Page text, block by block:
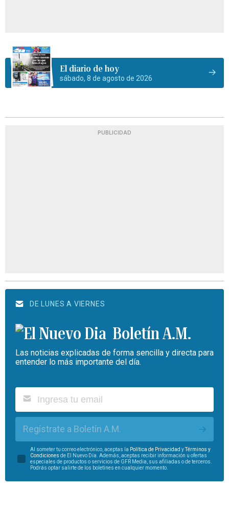
El diario de hoy
sábado, 8 de agosto de 2026
PUBLICIDAD
DE LUNES A VIERNES
Boletín A.M.
Las noticias explicadas de forma sencilla y directa para
entender lo más importante del día.
Regístrate a Boletín A.M.
Al someter tu correo electrónico, aceptas la Política de Privacidad yTérminos y
Condiciones de El Nuevo Día. Además, aceptas recibir información u ofertas
especiales de productos o servicios de GFR Media, sus afiliadas o de terceros.
Podrás optar salirte de los boletines en cualquier momento.